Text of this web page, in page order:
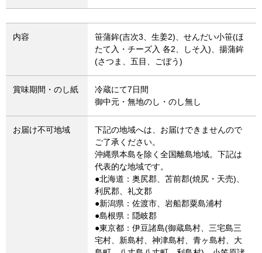
内容
笹蒲鉾(吉次3、生姜2)、せんだい小笹(ほ
たて入・チーズ入 各2、しそ入)、揚蒲鉾
(さつま、五目、ごぼう)
賞味期間・のし紙
冷蔵にて7日間
御中元・無地のし・のし無し
お届け不可地域
下記の地域へは、お届けできませんので
ご了承ください。
沖縄県本島を除く全国離島地域。下記は
代表的な地域です。
●北海道：奥尻郡、苫前郡(焼尻・天売)、
利尻郡、礼文郡
●新潟県：佐渡市、岩船郡粟島浦村
●島根県：隠岐郡
●東京都：伊豆諸島(御蔵島村、三宅島三
宅村、新島村、神津島村、青ヶ島村、大